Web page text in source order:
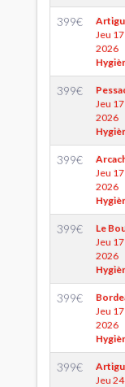
399€
Jeu
2026
399€
Jeu
2026
399€
Jeu
2026
399€
Le
Jeu
2026
399€
Jeu
2026
399€
Jeu